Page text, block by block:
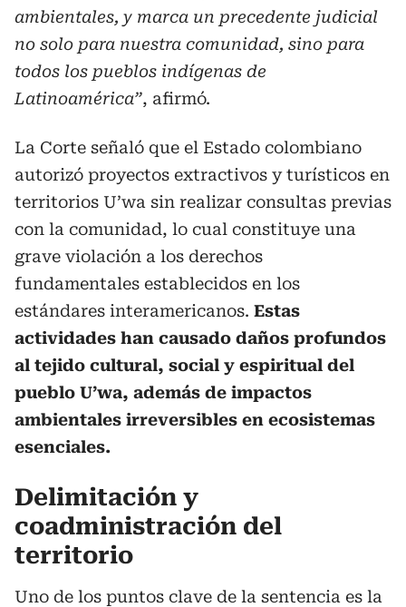
ambientales, y marca un precedente judicial
no solo para nuestra comunidad, sino para
todos los pueblos indígenas de
Latinoamérica”, afirmó.
La Corte señaló que el Estado colombiano
autorizó proyectos extractivos y turísticos en
territorios U’wa sin realizar consultas previas
con la comunidad, lo cual constituye una
grave violación a los derechos
fundamentales establecidos en los
estándares interamericanos. Estas
actividades han causado daños profundos
al tejido cultural, social y espiritual del
pueblo U’wa, además de impactos
ambientales irreversibles en ecosistemas
esenciales.
Delimitación y
coadministración del
territorio
Uno de los puntos clave de la sentencia es la